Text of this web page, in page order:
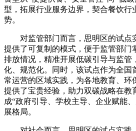
型，拓展行业服务边界，契合餐饮行
势。
对监管部门而言，思明区的试点
提供了可复制的模式，便于监管部门
排放情况，精准开展低碳引导与监管
化、规范化。同时，该试点作为全国
常运营的区域实践，为各地教育、环
提供了宝贵经验，助力双碳战略在教
成“政府引导、学校主导、企业赋能
展格局。